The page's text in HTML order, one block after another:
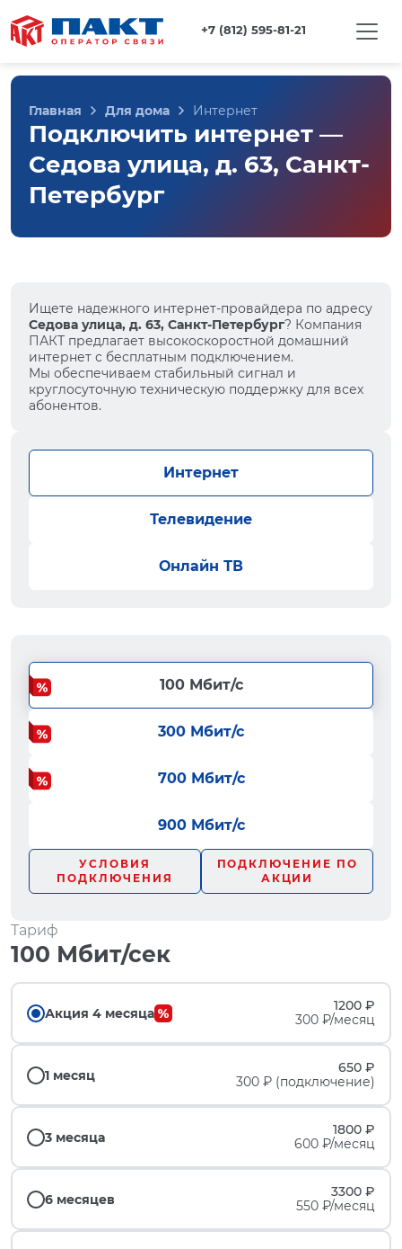
+7 (812) 595-81-21
Главная Для дома Интернет
Подключить интернет —
Седова улица, д. 63, Санкт-
Петербург
Ищете надежного интернет-провайдера по адресу
Седова улица, д. 63, Санкт-Петербург? Компания
ПАКТ предлагает высокоскоростной домашний
интернет с бесплатным подключением.
Мы обеспечиваем стабильный сигнал и
круглосуточную техническую поддержку для всех
абонентов.
Интернет
Телевидение
Онлайн ТВ
100 Мбит/с
300 Мбит/с
700 Мбит/с
900 Мбит/с
УСЛОВИЯ
ПОДКЛЮЧЕНИЯ
ПОДКЛЮЧЕНИЕ ПО
АКЦИИ
Тариф
100 Мбит/сек
Акция 4 месяца
1200 ₽
300 ₽/месяц
1 месяц
650 ₽
300 ₽ (подключение)
3 месяца
1800 ₽
600 ₽/месяц
6 месяцев
3300 ₽
550 ₽/месяц